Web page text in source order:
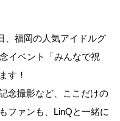
、福岡の人気アイドルグ
イベント「みんなで祝
す！
念撮影など、ここだけの
ファンも、LinQと一緒に